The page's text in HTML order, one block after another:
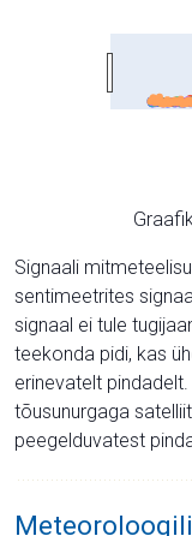
Signaali
sentimeetrites
signaal ei tule
teekonda pidi, kas
erinevatelt
tõusunurgaga
peegelduvatest